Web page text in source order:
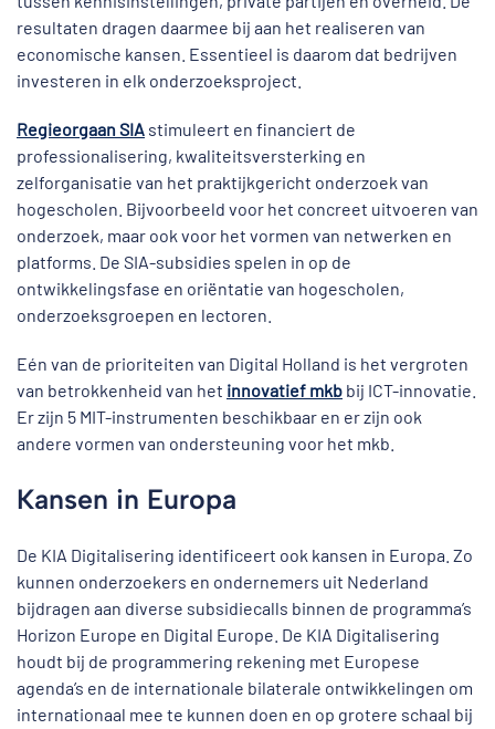
resultaten dragen daarmee bij aan het realiseren van
economische kansen. Essentieel is daarom dat bedrijven
investeren in elk onderzoeksproject.
Regieorgaan SIA stimuleert en financiert de
professionalisering, kwaliteitsversterking en
zelforganisatie van het praktijkgericht onderzoek van
hogescholen. Bijvoorbeeld voor het concreet uitvoeren van
onderzoek, maar ook voor het vormen van netwerken en
platforms. De SIA-subsidies spelen in op de
ontwikkelingsfase en oriëntatie van hogescholen,
onderzoeksgroepen en lectoren.
Eén van de prioriteiten van Digital Holland is het vergroten
van betrokkenheid van het innovatief mkb bij ICT-innovatie.
Er zijn 5 MIT-instrumenten beschikbaar en er zijn ook
andere vormen van ondersteuning voor het mkb.
Kansen in Europa
De KIA Digitalisering identificeert ook kansen in Europa. Zo
kunnen onderzoekers en ondernemers uit Nederland
bijdragen aan diverse subsidiecalls binnen de programma’s
Horizon Europe en Digital Europe. De KIA Digitalisering
houdt bij de programmering rekening met Europese
agenda’s en de internationale bilaterale ontwikkelingen om
internationaal mee te kunnen doen en op grotere schaal bij